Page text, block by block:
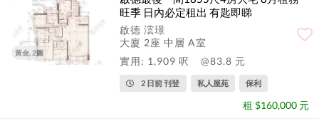
黃金, 2圖
旺季 日內必定租出 有匙即睇
啟德 澐璟
大廈 2座 中層 A室
實用: 1,909 呎
@83.8 元
2 日前 刊登 私人屋苑 保利
租 $160,000 元